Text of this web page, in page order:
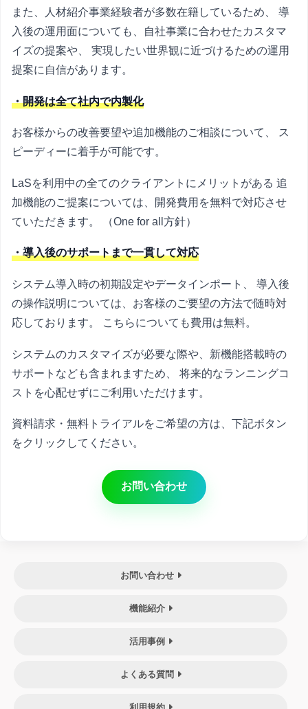
また、人材紹介事業経験者が多数在籍しているため、 導
入後の運用面についても、自社事業に合わせたカスタマ
イズの提案や、 実現したい世界観に近づけるための運用
提案に自信があります。
・開発は全て社内で内製化
お客様からの改善要望や追加機能のご相談について、 ス
ピーディーに着手が可能です。
LaSを利用中の全てのクライアントにメリットがある 追
加機能のご提案については、開発費用を無料で対応させ
ていただきます。 （One for all方針）
・導入後のサポートまで一貫して対応
システム導入時の初期設定やデータインポート、 導入後
の操作説明については、お客様のご要望の方法で随時対
応しております。 こちらについても費用は無料。
システムのカスタマイズが必要な際や、新機能搭載時の
サポートなども含まれますため、 将来的なランニングコ
ストを心配せずにご利用いただけます。
資料請求・無料トライアルをご希望の方は、下記ボタン
をクリックしてください。
お問い合わせ
お問い合わせ
機能紹介
活用事例
よくある質問